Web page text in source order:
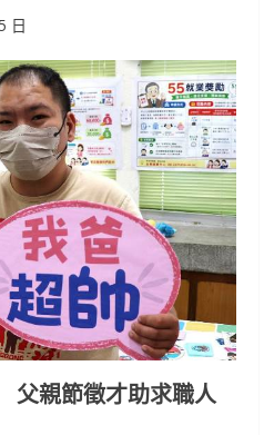
日
親節徵才助求職人